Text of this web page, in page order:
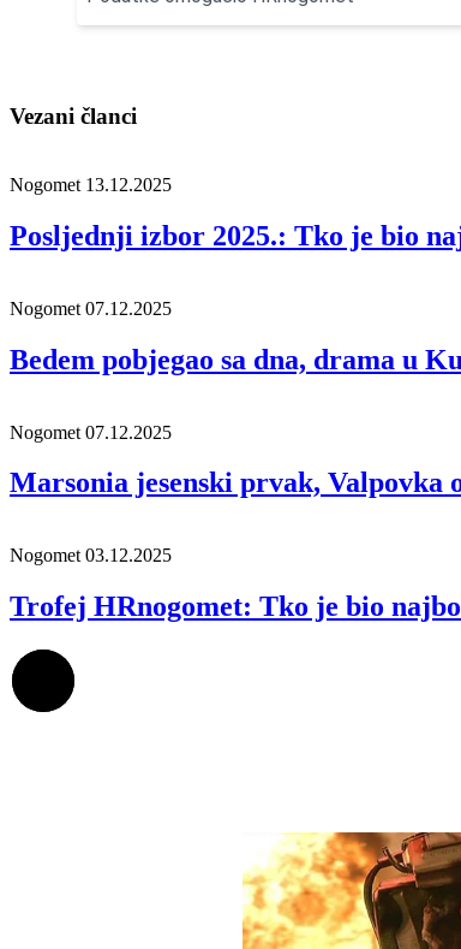
Vezani članci
Nogomet 13.12.2025
Posljednji izbor 2025.: Tko je bio
Nogomet 07.12.2025
Bedem pobjegao sa dna, drama u
Nogomet 07.12.2025
Marsonia jesenski prvak, Valpovka
Nogomet 03.12.2025
Trofej HRnogomet: Tko je bio